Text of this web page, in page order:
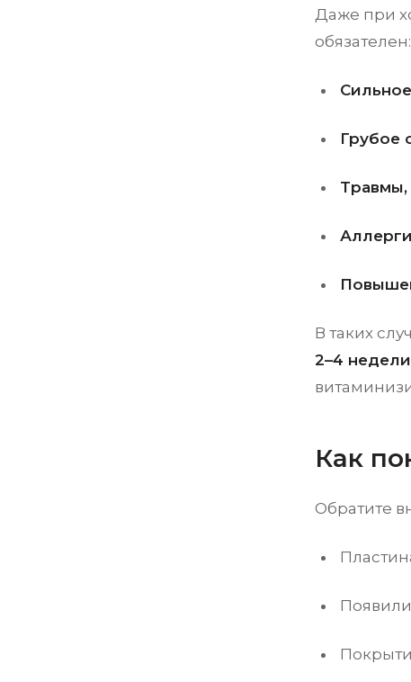
Даже при
обязателен:
Грубое
Травмы,
В таких
2–4 недели
Как
Обратите